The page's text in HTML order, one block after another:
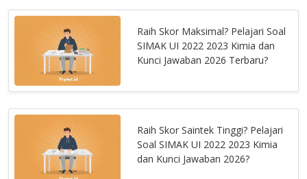
Raih Skor Maksimal? Pelajari Soal
SIMAK UI 2022 2023 Kimia dan
Kunci Jawaban 2026 Terbaru?
Raih Skor Saintek Tinggi? Pelajari
Soal SIMAK UI 2022 2023 Kimia
dan Kunci Jawaban 2026?